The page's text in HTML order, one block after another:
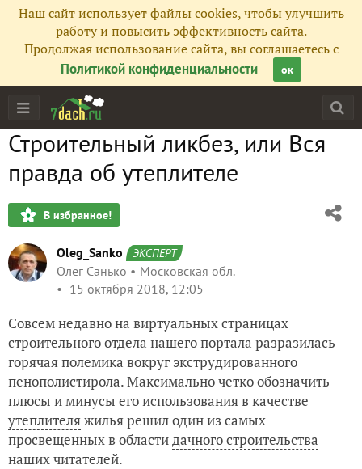
Наш сайт использует файлы cookies, чтобы улучшить
работу и повысить эффективность сайта.
Продолжая использование сайта, вы соглашаетесь с
Политикой конфиденциальности
ок
Строительный ликбез, или Вся
правда об утеплителе
В избранное!
Oleg_Sanko ЭКСПЕРТ
Олег Санько
Московская обл.
15 октября 2018, 12:05
Совсем недавно на виртуальных страницах
строительного отдела нашего портала разразилась
горячая полемика вокруг экструдированного
пенополистирола. Максимально четко обозначить
плюсы и минусы его использования в качестве
утеплителяжилья решил один из самых
просвещенных в областидачного строительства
наших читателей.